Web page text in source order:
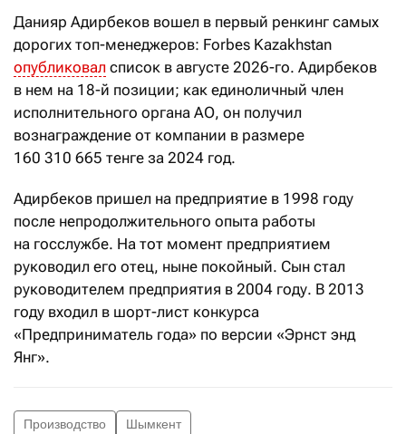
Данияр Адирбеков вошел в первый ренкинг самых
дорогих топ-менеджеров: Forbes Kazakhstan
опубликовал список в августе 2026-го. Адирбеков
в нем на 18-й позиции; как единоличный член
исполнительного органа АО, он получил
вознаграждение от компании в размере
160 310 665 тенге за 2024 год.
Адирбеков пришел на предприятие в 1998 году
после непродолжительного опыта работы
на госслужбе. На тот момент предприятием
руководил его отец, ныне покойный. Сын стал
руководителем предприятия в 2004 году. В 2013
году входил в шорт-лист конкурса
«Предприниматель года» по версии «Эрнст энд
Янг».
Производство Шымкент